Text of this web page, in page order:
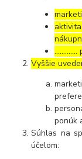
………….
Vyššie
ponúk
Súhlas na
účelom: